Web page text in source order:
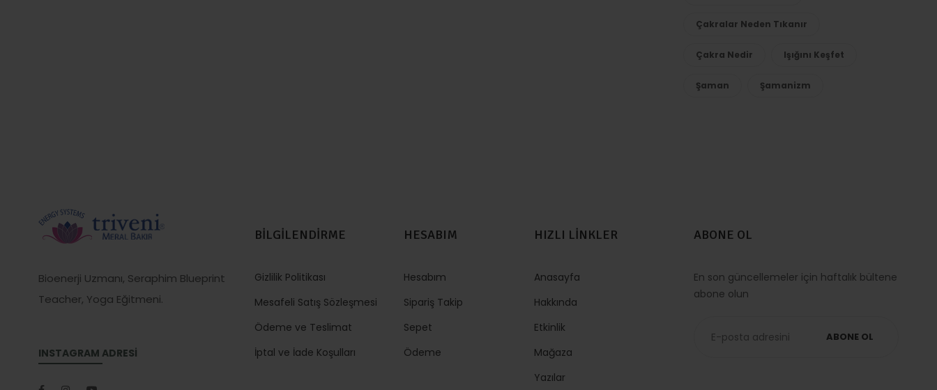
Çakralar Neden Tıkanır
Çakra Nedir Işığını Keşfet
Şaman Şamanizm
Bioenerji Uzmanı, Seraphim Blueprint
Teacher, Yoga Eğitmeni.
INSTAGRAM ADRESİ
BİLGİLENDİRME
Gizlilik Politikası
Mesafeli Satış Sözleşmesi
Ödeme ve Teslimat
İptal ve İade Koşulları
HESABIM
Hesabım
Sipariş Takip
Sepet
Ödeme
HIZLI LİNKLER
Anasayfa
Hakkında
Etkinlik
Mağaza
Yazılar
ABONE OL
En son güncellemeler için haftalık bültene
abone olun
ABONE OL